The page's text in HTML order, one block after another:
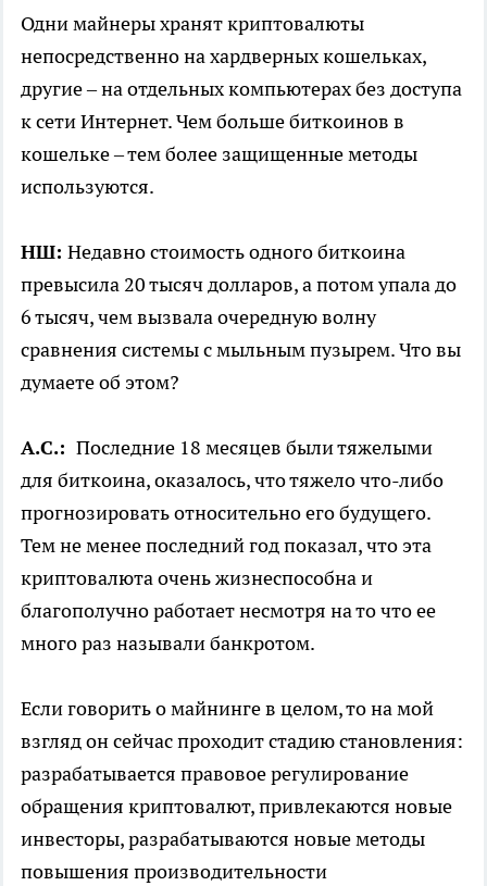
Одни майнеры хранят криптовалюты
непосредственно на хардверных кошельках,
другие – на отдельных компьютерах без доступа
к сети Интернет. Чем больше биткоинов в
кошельке – тем более защищенные методы
используются.
НШ: Недавно стоимость одного биткоина
превысила 20 тысяч долларов, а потом упала до
6 тысяч, чем вызвала очередную волну
сравнения системы с мыльным пузырем. Что вы
думаете об этом?
А.С.: Последние 18 месяцев были тяжелыми
для биткоина, оказалось, что тяжело что-либо
прогнозировать относительно его будущего.
Тем не менее последний год показал, что эта
криптовалюта очень жизнеспособна и
благополучно работает несмотря на то что ее
много раз называли банкротом.
Если говорить о майнинге в целом, то на мой
взгляд он сейчас проходит стадию становления:
разрабатывается правовое регулирование
обращения криптовалют, привлекаются новые
инвесторы, разрабатываются новые методы
повышения производительности